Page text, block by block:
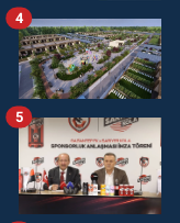
4
5